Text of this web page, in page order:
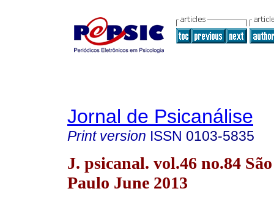
Jornal de Psicanálise
Print version ISSN 0103-5835
J. psicanal. vol.46 no.84 São
Paulo June 2013